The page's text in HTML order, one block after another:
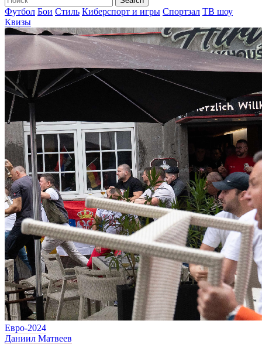
Футбол Бои Стиль Киберспорт и игры Спортзал ТВ шоу
Квизы
Евро-2024
Даниил Матвеев